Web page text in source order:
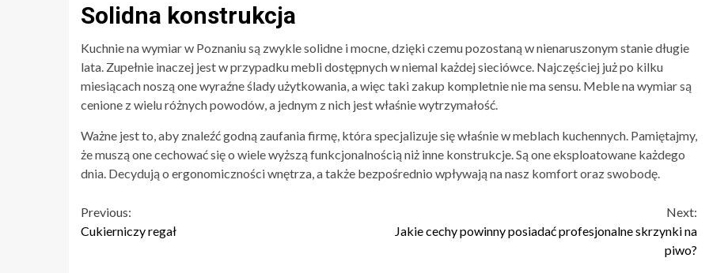
Solidna konstrukcja
Kuchnie na wymiar w Poznaniu są zwykle solidne i mocne, dzięki czemu pozostaną w nienaruszonym stanie długie
lata. Zupełnie inaczej jest w przypadku mebli dostępnych w niemal każdej sieciówce. Najczęściej już po kilku
miesiącach noszą one wyraźne ślady użytkowania, a więc taki zakup kompletnie nie ma sensu. Meble na wymiar są
cenione z wielu różnych powodów, a jednym z nich jest właśnie wytrzymałość.
Ważne jest to, aby znaleźć godną zaufania firmę, która specjalizuje się właśnie w meblach kuchennych. Pamiętajmy,
że muszą one cechować się o wiele wyższą funkcjonalnością niż inne konstrukcje. Są one eksploatowane każdego
dnia. Decydują o ergonomiczności wnętrza, a także bezpośrednio wpływają na nasz komfort oraz swobodę.
Continue
Reading
Previous:
Cukierniczy regał
Next:
Jakie cechy powinny posiadać profesjonalne skrzynki na
piwo?